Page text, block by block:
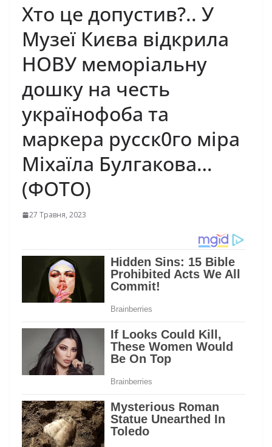
Хто це допустив?.. У
Музеї Києва відкрила
НОВУ меморіальну
дошку на честь
українофоба та
маркера русск0го міра
Міхаїла Булгакова…
(ФОТО)
27 Травня, 2023